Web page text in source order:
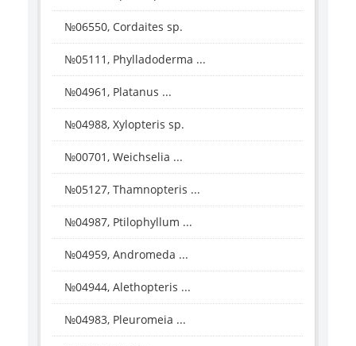
№06550, Cordaites sp.
№05111, Phylladoderma ...
№04961, Platanus ...
№04988, Xylopteris sp.
№00701, Weichselia ...
№05127, Thamnopteris ...
№04987, Ptilophyllum ...
№04959, Andromeda ...
№04944, Alethopteris ...
№04983, Pleuromeia ...